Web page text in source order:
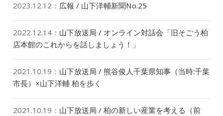
2023.12.12 ： 広報 / 山下洋輔新聞No.25
2022.12.14 ： 山下放送局 / オンライン対話会「旧そごう柏
店本館のこれからを話しましょう！」
2021.10.19 ： 山下放送局 / 熊谷俊人千葉県知事（当時:千葉
市長）×山下洋輔 柏を歩く
2021.10.19 ： 山下放送局 / 柏の新しい産業を考える（前